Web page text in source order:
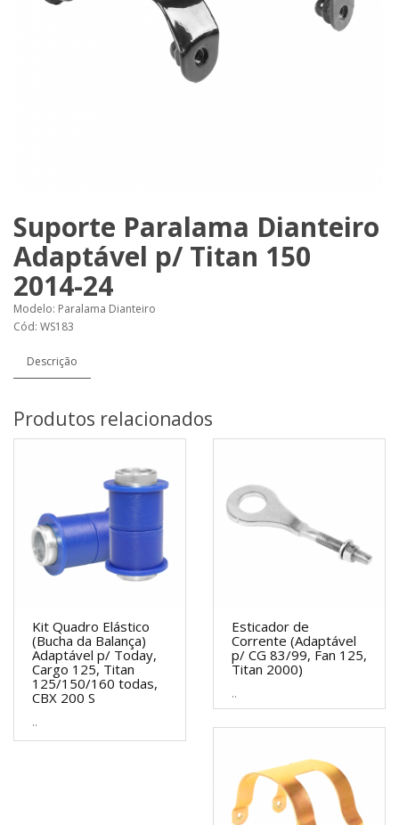
Suporte Paralama Dianteiro
Adaptável p/ Titan 150
2014-24
Modelo: Paralama Dianteiro
Cód: WS183
Descrição
Produtos relacionados
Kit Quadro Elástico
(Bucha da Balança)
Adaptável p/ Today,
Cargo 125, Titan
125/150/160 todas,
CBX 200 S
..
Esticador de
Corrente (Adaptável
p/ CG 83/99, Fan 125,
Titan 2000)
..